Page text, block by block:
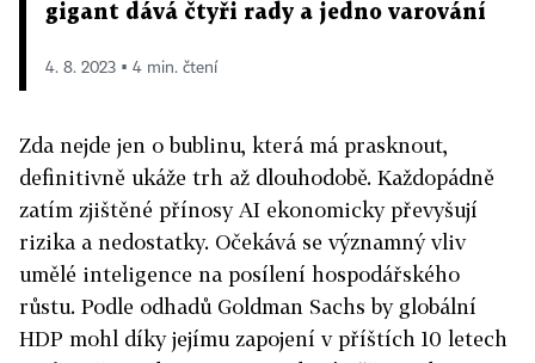
gigant dává čtyři rady a jedno varování
4. 8. 2023 ▪ 4 min. čtení
Zda nejde jen o bublinu, která má prasknout,
definitivně ukáže trh až dlouhodobě. Každopádně
zatím zjištěné přínosy AI ekonomicky převyšují
rizika a nedostatky. Očekává se významný vliv
umělé inteligence na posílení hospodářského
růstu. Podle odhadů Goldman Sachs by globální
HDP mohl díky jejímu zapojení v příštích 10 letech